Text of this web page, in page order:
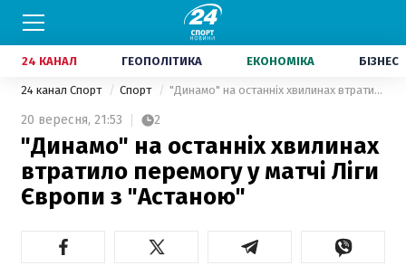
24 КАНАЛ ГЕОПОЛІТИКА ЕКОНОМІКА БІЗНЕС
24 канал Спорт Спорт "Динамо" на останніх хвилинах втратило перемогу у матчі Ліги Європи з "Астаною"
20 вересня, 21:53 2
"Динамо" на останніх хвилинах
втратило перемогу у матчі Ліги
Європи з "Астаною"